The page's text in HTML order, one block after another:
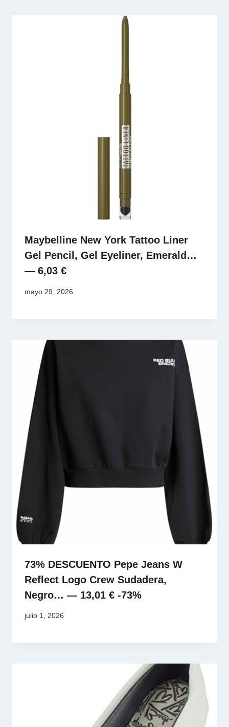
Maybelline New York Tattoo Liner
Gel Pencil, Gel Eyeliner, Emerald…
— 6,03 €
mayo 29, 2026
73% DESCUENTO Pepe Jeans W
Reflect Logo Crew Sudadera,
Negro… — 13,01 € -73%
julio 1, 2026